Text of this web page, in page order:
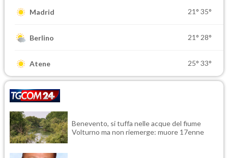
Madrid 21° 35°
Berlino 21° 28°
Atene 25° 33°
Benevento, si tuffa nelle acque del fiume
Volturno ma non riemerge: muore 17enne